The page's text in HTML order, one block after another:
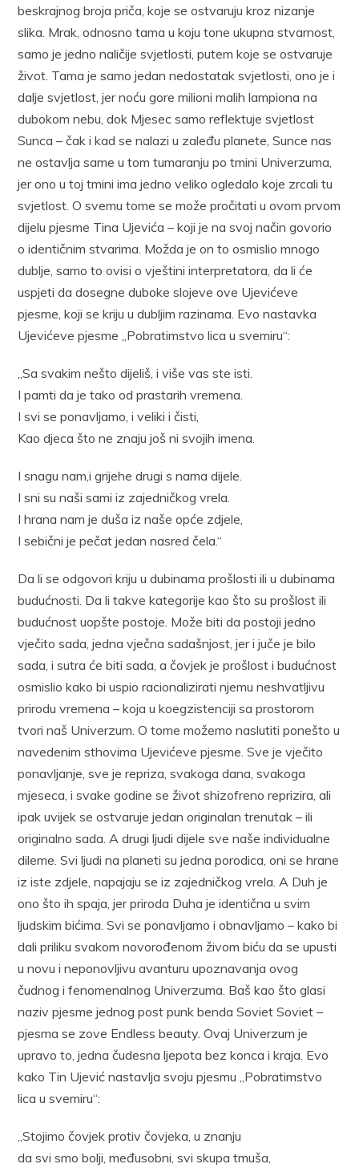
beskrajnog broja priča, koje se ostvaruju kroz nizanje
slika. Mrak, odnosno tama u koju tone ukupna stvarnost,
samo je jedno naličije svjetlosti, putem koje se ostvaruje
život. Tama je samo jedan nedostatak svjetlosti, ono je i
dalje svjetlost, jer noću gore milioni malih lampiona na
dubokom nebu, dok Mjesec samo reflektuje svjetlost
Sunca – čak i kad se nalazi u zaleđu planete, Sunce nas
ne ostavlja same u tom tumaranju po tmini Univerzuma,
jer ono u toj tmini ima jedno veliko ogledalo koje zrcali tu
svjetlost. O svemu tome se može pročitati u ovom prvom
dijelu pjesme Tina Ujevića – koji je na svoj način govorio
o identičnim stvarima. Možda je on to osmislio mnogo
dublje, samo to ovisi o vještini interpretatora, da li će
uspjeti da dosegne duboke slojeve ove Ujevićeve
pjesme, koji se kriju u dubljim razinama. Evo nastavka
Ujevićeve pjesme „Pobratimstvo lica u svemiru“:
„Sa svakim nešto dijeliš, i više vas ste isti.
I pamti da je tako od prastarih vremena.
I svi se ponavljamo, i veliki i čisti,
Kao djeca što ne znaju još ni svojih imena.
I snagu nam,i grijehe drugi s nama dijele.
I sni su naši sami iz zajedničkog vrela.
I hrana nam je duša iz naše opće zdjele,
I sebični je pečat jedan nasred čela.“
Da li se odgovori kriju u dubinama prošlosti ili u dubinama
budućnosti. Da li takve kategorije kao što su prošlost ili
budućnost uopšte postoje. Može biti da postoji jedno
vječito sada, jedna vječna sadašnjost, jer i juče je bilo
sada, i sutra će biti sada, a čovjek je prošlost i budućnost
osmislio kako bi uspio racionalizirati njemu neshvatljivu
prirodu vremena – koja u koegzistenciji sa prostorom
tvori naš Univerzum. O tome možemo naslutiti ponešto u
navedenim sthovima Ujevićeve pjesme. Sve je vječito
ponavljanje, sve je repriza, svakoga dana, svakoga
mjeseca, i svake godine se život shizofreno reprizira, ali
ipak uvijek se ostvaruje jedan originalan trenutak – ili
originalno sada. A drugi ljudi dijele sve naše individualne
dileme. Svi ljudi na planeti su jedna porodica, oni se hrane
iz iste zdjele, napajaju se iz zajedničkog vrela. A Duh je
ono što ih spaja, jer priroda Duha je identična u svim
ljudskim bićima. Svi se ponavljamo i obnavljamo – kako bi
dali priliku svakom novorođenom živom biću da se upusti
u novu i neponovljivu avanturu upoznavanja ovog
čudnog i fenomenalnog Univerzuma. Baš kao što glasi
naziv pjesme jednog post punk benda Soviet Soviet –
pjesma se zove Endless beauty. Ovaj Univerzum je
upravo to, jedna čudesna ljepota bez konca i kraja. Evo
kako Tin Ujević nastavlja svoju pjesmu „Pobratimstvo
lica u svemiru“:
„Stojimo čovjek protiv čovjeka, u znanju
da svi smo bolji, međusobni, svi skupa tmuša,